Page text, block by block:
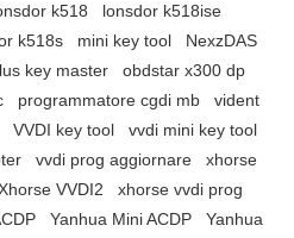
k518
lonsdor k518ise
k518s mini key tool
NexzDAS
key master
obdstar x300 dp
programmatore cgdi mb
vident
VVDI key tool
vvdi mini key tool
vvdi prog aggiornare
xhorse
VVDI2
xhorse vvdi prog
Yanhua Mini ACDP
Yanhua